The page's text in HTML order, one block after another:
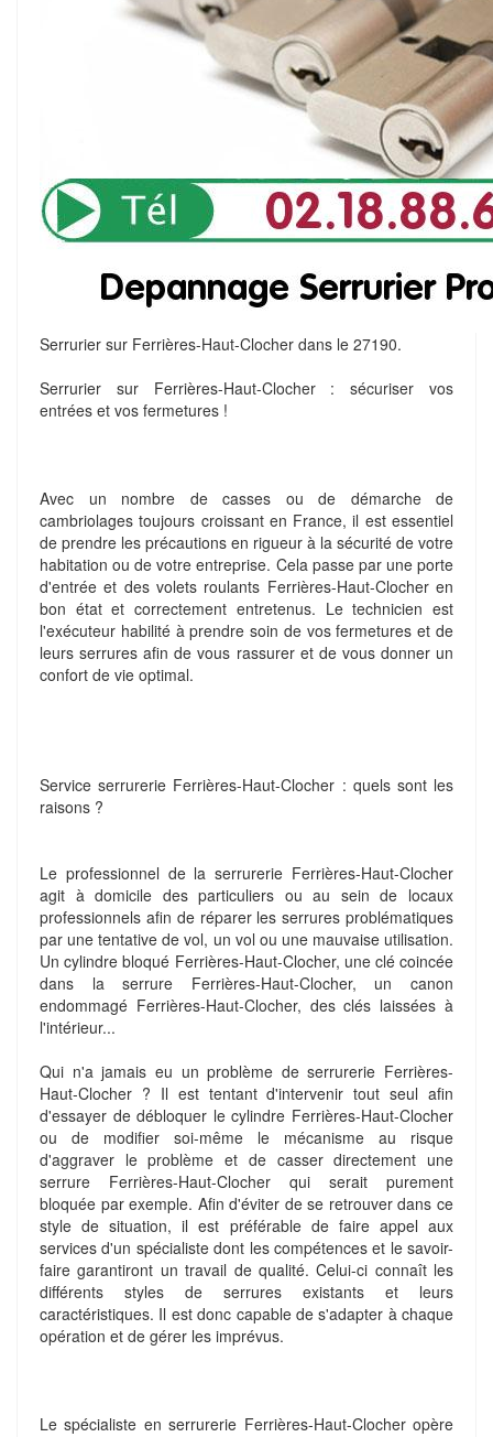
Serrurier sur Ferrières-Haut-Clocher dans le 27190.
Serrurier sur Ferrières-Haut-Clocher : sécuriser vos
entrées et vos fermetures !
Avec un nombre de casses ou de démarche de
cambriolages toujours croissant en France, il est essentiel
de prendre les précautions en rigueur à la sécurité de votre
habitation ou de votre entreprise. Cela passe par une porte
d'entrée et des volets roulants Ferrières-Haut-Clocher en
bon état et correctement entretenus. Le technicien est
l'exécuteur habilité à prendre soin de vos fermetures et de
leurs serrures afin de vous rassurer et de vous donner un
confort de vie optimal.
Service serrurerie Ferrières-Haut-Clocher : quels sont les
raisons ?
Le professionnel de la serrurerie Ferrières-Haut-Clocher
agit à domicile des particuliers ou au sein de locaux
professionnels afin de réparer les serrures problématiques
par une tentative de vol, un vol ou une mauvaise utilisation.
Un cylindre bloqué Ferrières-Haut-Clocher, une clé coincée
dans la serrure Ferrières-Haut-Clocher, un canon
endommagé Ferrières-Haut-Clocher, des clés laissées à
l'intérieur...
Qui n'a jamais eu un problème de serrurerie Ferrières-
Haut-Clocher ? Il est tentant d'intervenir tout seul afin
d'essayer de débloquer le cylindre Ferrières-Haut-Clocher
ou de modifier soi-même le mécanisme au risque
d'aggraver le problème et de casser directement une
serrure Ferrières-Haut-Clocher qui serait purement
bloquée par exemple. Afin d'éviter de se retrouver dans ce
style de situation, il est préférable de faire appel aux
services d'un spécialiste dont les compétences et le savoir-
faire garantiront un travail de qualité. Celui-ci connaît les
différents styles de serrures existants et leurs
caractéristiques. Il est donc capable de s'adapter à chaque
opération et de gérer les imprévus.
Le spécialiste en serrurerie Ferrières-Haut-Clocher opère